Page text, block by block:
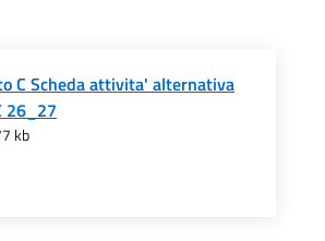
C Scheda attivita' alternativa
26_27
kb